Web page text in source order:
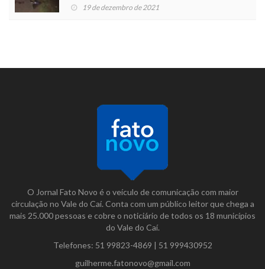
19 de dezembro de 2021
O Jornal Fato Novo é o veículo de comunicação com maior
circulação no Vale do Caí. Conta com um público leitor que chega a
mais 25.000 pessoas e cobre o noticiário de todos os 18 municípios
do Vale do Caí.
Telefones: 51 99823-4869 | 51 999430952
guilherme.fatonovo@gmail.com